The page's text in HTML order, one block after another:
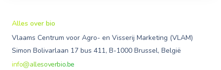
Alles over bio
Vlaams Centrum voor Agro- en Visserij Marketing (VLAM)
Simon Bolivarlaan 17 bus 411, B-1000 Brussel, België
info@allesoverbio.be